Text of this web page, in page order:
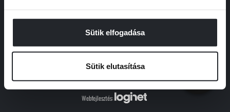
Sütik elfogadása
Sütik elutasítása
SZŰRŐK
© 2024 Libri Könyvkiadó Kft.
Webfejlesztés: